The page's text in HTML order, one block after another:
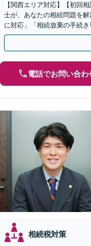
【関西エリア対応】【初回
士が、あなたの相続問題を
に対応」「相続放棄の手続
題は自分の代で解決しまし
電話でお問い合わ
相続税対策